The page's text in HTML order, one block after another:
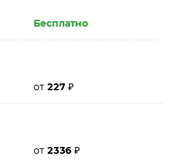
Бесплатно
от 227 ₽
от 2336 ₽